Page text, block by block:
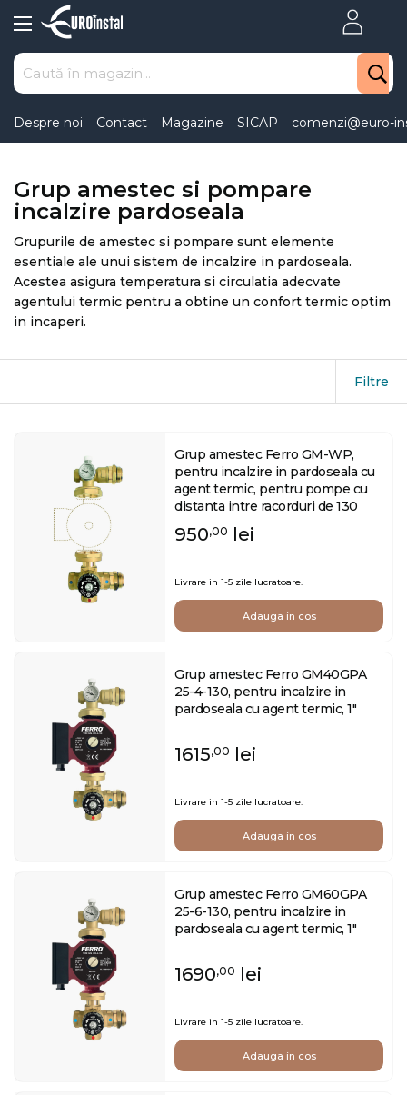
to
Content
Despre noi Contact Magazine SICAP comenzi@euro-
Grup amestec si pompare
incalzire pardoseala
Grupurile de amestec si pompare sunt elemente
esentiale ale unui sistem de incalzire in pardoseala.
Acestea asigura temperatura si circulatia adecvate
agentului termic pentru a obtine un confort termic optim
in incaperi.
Filtre
Grup amestec Ferro GM-WP,
pentru incalzire in pardoseala cu
agent termic, pentru pompe cu
distanta intre racorduri de 130
950,00 lei
Livrare in 1-5 zile lucratoare.
Adauga in cos
Grup amestec Ferro GM40GPA
25-4-130, pentru incalzire in
pardoseala cu agent termic, 1"
1615,00 lei
Livrare in 1-5 zile lucratoare.
Adauga in cos
Grup amestec Ferro GM60GPA
25-6-130, pentru incalzire in
pardoseala cu agent termic, 1"
1690,00 lei
Livrare in 1-5 zile lucratoare.
Adauga in cos